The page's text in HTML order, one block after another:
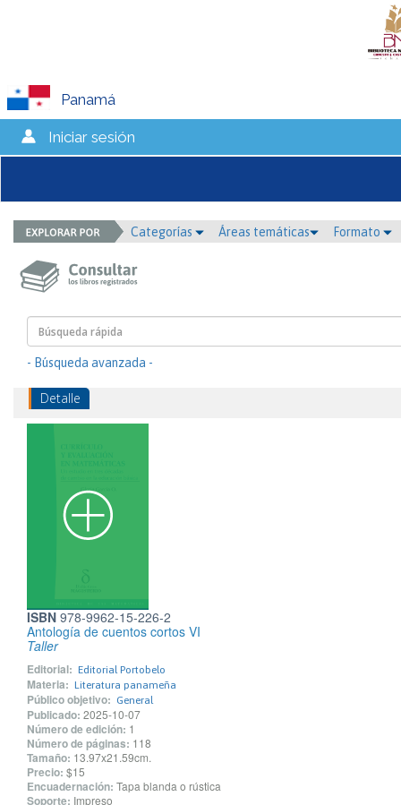
Panamá
Iniciar sesión
Categorías Áreas temáticas Formato
- Búsqueda avanzada -
Detalle
ISBN 978-9962-15-226-2
Antología de cuentos cortos VI
Taller
Editorial: Editorial Portobelo
Materia: Literatura panameña
Público objetivo: General
Publicado: 2025-10-07
Número de edición: 1
Número de páginas: 118
Tamaño: 13.97x21.59cm.
Precio: $15
Encuadernación: Tapa blanda o rústica
Soporte: Impreso